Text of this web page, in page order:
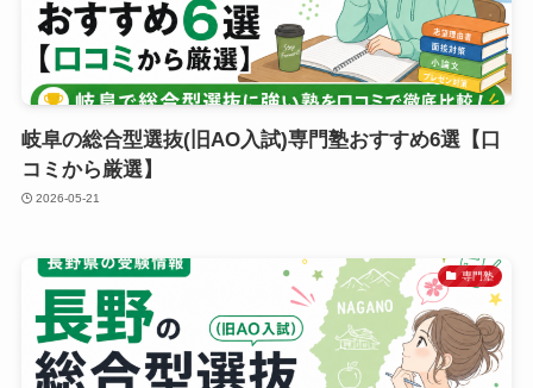
岐阜の総合型選抜(旧AO入試)専門塾おすすめ6選【口
コミから厳選】
2026-05-21
専門塾